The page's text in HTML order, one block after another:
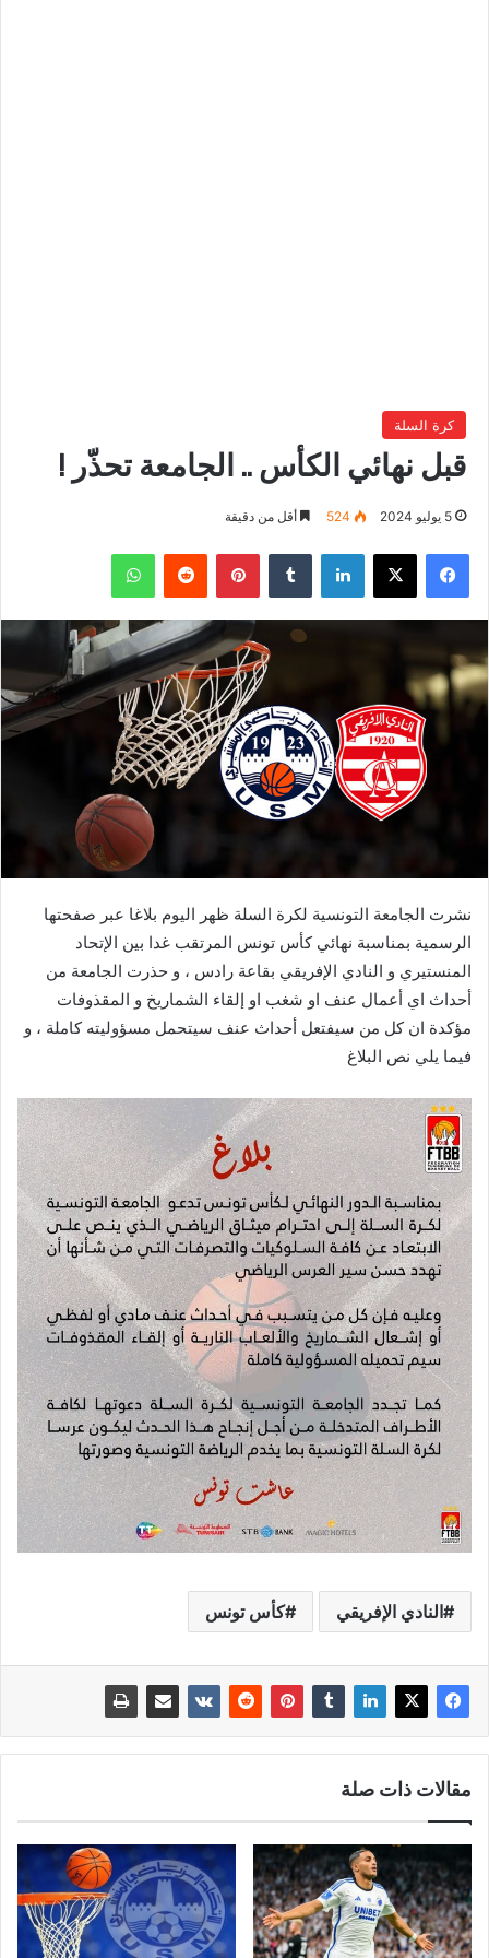
كرة السلة
قبل نهائي الكأس .. الجامعة تحذّر !
5 يوليو 2024 524 أقل من دقيقة
فيسبوك ‫X لينكدإن بينتيريست واتساب
نشرت الجامعة التونسية لكرة السلة ظهر اليوم بلاغا عبر صفحتها
الرسمية بمناسبة نهائي كأس تونس المرتقب غدا بين الإتحاد
المنستيري و النادي الإفريقي بقاعة رادس ، و حذرت الجامعة من
أحداث اي أعمال عنف او شغب او إلقاء الشماريخ و المقذوفات
مؤكدة ان كل من سيفتعل أحداث عنف سيتحمل مسؤوليته كاملة ، و
فيما يلي نص البلاغ
النادي الإفريقي كأس تونس
مقالات ذات صلة